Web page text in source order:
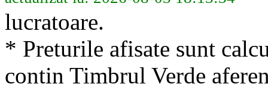
lucratoare.
* Preturile afisate sunt
contin Timbrul Verde